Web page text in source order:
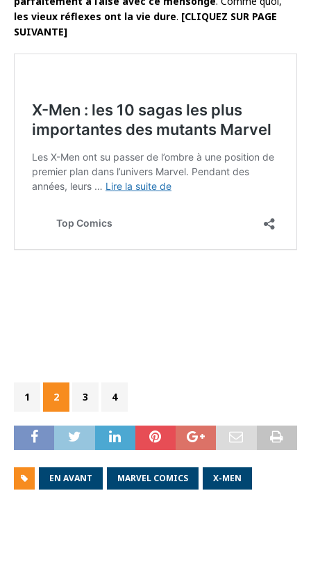
les vieux réflexes ont la vie dure. [CLIQUEZ SUR PAGE
SUIVANTE]
1 2 3 4
EN AVANT MARVEL COMICS X-MEN